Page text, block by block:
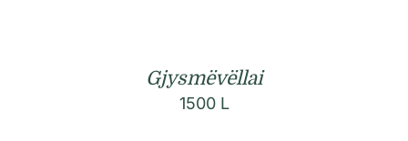
Gjysmëvëllai
1500 L